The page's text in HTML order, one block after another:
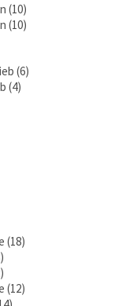
10
10
6
4
18
12